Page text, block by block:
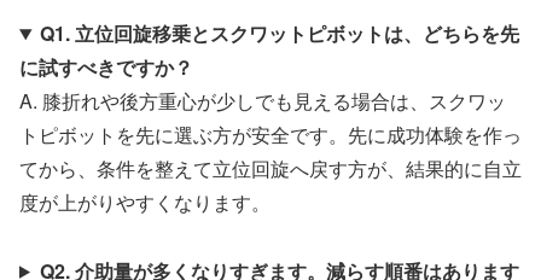
Q1. 立位回旋移乗とスクワットピボットは、どちらを先
に試すべきですか？
A. 膝折れや後方重心が少しでも見える場合は、スクワッ
トピボットを先に選ぶ方が安全です。先に成功体験を作っ
てから、条件を整えて立位回旋へ戻す方が、結果的に自立
度が上がりやすくなります。
Q2. 介助量が多くなりすぎます。減らす順番はあります